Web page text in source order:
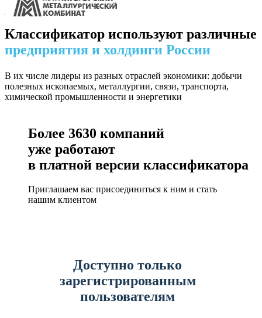
Классификатор используют различные
предприятия и холдинги России
В их числе лидеры из разных отраслей экономики: добычи
полезных ископаемых, металлургии, связи, транспорта,
химической промышленности и энергетики
Более 3630 компаний
уже работают
в платной версии классификатора
Приглашаем вас присоединиться к ним и стать
нашим клиентом
Доступно только
зарегистрированным
пользователям